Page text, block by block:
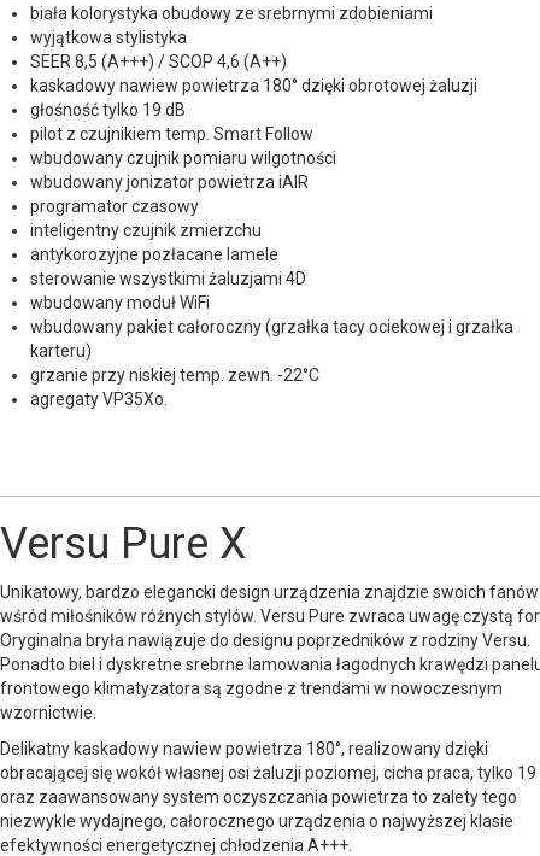
biała kolorystyka obudowy ze srebrnymi zdobieniami
wyjątkowa stylistyka
SEER 8,5 (A+++) / SCOP 4,6 (A++)
kaskadowy nawiew powietrza 180° dzięki obrotowej żaluzji
głośność tylko 19 dB
pilot z czujnikiem temp. Smart Follow
wbudowany czujnik pomiaru wilgotności
wbudowany jonizator powietrza iAIR
programator czasowy
inteligentny czujnik zmierzchu
antykorozyjne pozłacane lamele
sterowanie wszystkimi żaluzjami 4D
wbudowany moduł WiFi
wbudowany pakiet całoroczny (grzałka tacy ociekowej i grzałka
karteru)
grzanie przy niskiej temp. zewn. -22°C
agregaty VP35Xo.
Versu Pure X
Unikatowy, bardzo elegancki design urządzenia znajdzie swoich fanów
wśród miłośników różnych stylów. Versu Pure zwraca uwagę czystą
Oryginalna bryła nawiązuje do designu poprzedników z rodziny Versu.
Ponadto biel i dyskretne srebrne lamowania łagodnych krawędzi
frontowego klimatyzatora są zgodne z trendami w nowoczesnym
wzornictwie.
Delikatny kaskadowy nawiew powietrza 180°, realizowany dzięki
obracającej się wokół własnej osi żaluzji poziomej, cicha praca, tylko 19
oraz zaawansowany system oczyszczania powietrza to zalety tego
niezwykle wydajnego, całorocznego urządzenia o najwyższej klasie
efektywności energetycznej chłodzenia A+++.